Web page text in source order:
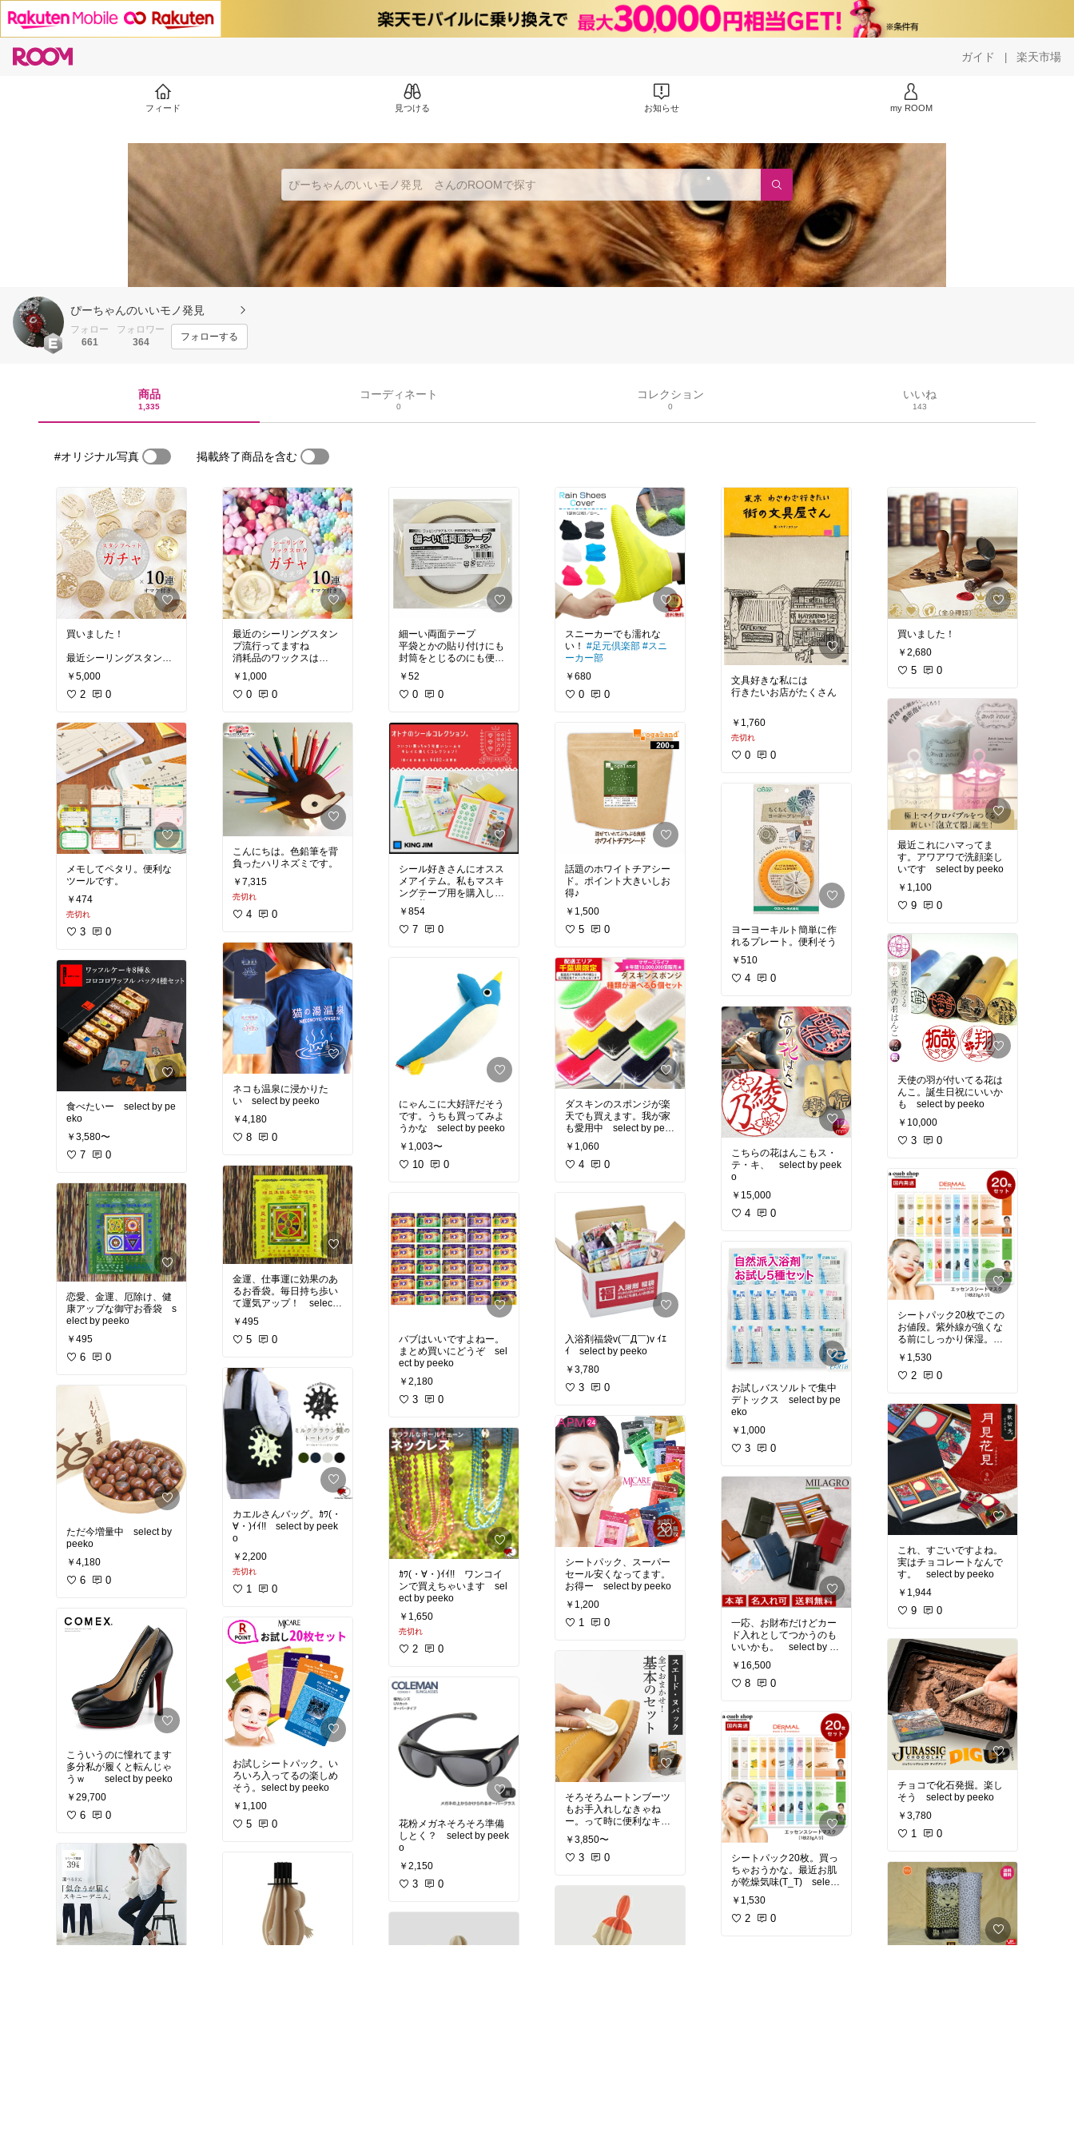
ガイド | 楽天市場
フィード 見つける お知らせ my ROOM
ぴーちゃんのいいモノ発見
フォロー
661
フォロワー
364
フォローする
商品
1,335
コーディネート
0
コレクション
0
いいね
143
#オリジナル写真 掲載終了商品を含む
買いました！
最近シーリングスタンプ
作るのにはまってます
しっかりしたヘッドが11
個入ってこのお値段！
￥5,000
2 0
メモしてペタリ。便利な
ツールです。
￥474
売切れ
3 0
食べたいー select by pe
eko
￥3,580〜
7 0
恋愛、金運、厄除け、健
康アップな御守お香袋 s
elect by peeko
￥495
6 0
ただ今増量中 select by
peeko
￥4,180
6 0
こういうのに憧れてます
多分私が履くと転んじゃ
うｗ select by peeko
￥29,700
6 0
最近のシーリングスタン
プ流行ってますね
消耗品のワックスは
お得にゲットしましょ
う！
買いました！
￥1,000
0 0
こんにちは。色鉛筆を背
負ったハリネズミです。
￥7,315
売切れ
4 0
ネコも温泉に浸かりた
い select by peeko
￥4,180
8 0
金運、仕事運に効果のあ
るお香袋。毎日持ち歩い
て運気アップ！ select b
y peeko
￥495
5 0
カエルさんバッグ。ｶﾜ(・
∀・)ｲｲ!! select by peek
o
￥2,200
売切れ
1 0
お試しシートパック。い
ろいろ入ってるの楽しめ
そう。select by peeko
￥1,100
5 0
細ーい両面テープ
平袋とかの貼り付けにも
封筒をとじるのにも便
利！買いました！
￥52
0 0
シール好きさんにオスス
メアイテム。私もマスキ
ングテープ用を購入しま
した✌
￥854
7 0
にゃんこに大好評だそう
です。うちも買ってみよ
うかな select by peeko
￥1,003〜
10 0
バブはいいですよねー。
まとめ買いにどうぞ sel
ect by peeko
￥2,180
3 0
ｶﾜ(・∀・)ｲｲ!! ワンコイ
ンで買えちゃいます sel
ect by peeko
￥1,650
売切れ
2 0
花粉メガネそろそろ準備
しとく？ select by peek
o
￥2,150
3 0
スニーカーでも濡れな
い！ #足元倶楽部 #スニ
ーカー部
￥680
0 0
話題のホワイトチアシー
ド。ポイント大きいしお
得♪
￥1,500
5 0
ダスキンのスポンジが楽
天でも買えます。我が家
も愛用中 select by peek
o
￥1,060
4 0
入浴剤福袋v(￣Д￣)v ｲｴ
ｲ select by peeko
￥3,780
3 0
シートパック、スーパー
セール安くなってます。
お得ー select by peeko
￥1,200
1 0
そろそろムートンブーツ
もお手入れしなきゃね
ー。って時に便利なキッ
トがセットになってま
す。
片付ける前にしっかりメ
￥3,850〜
3 0
文具好きな私には
行きたいお店がたくさん
￥1,760
売切れ
0 0
ヨーヨーキルト簡単に作
れるプレート。便利そう
￥510
4 0
こちらの花はんこもス・
テ・キ、 select by peek
o
￥15,000
4 0
お試しバスソルトで集中
デトックス select by pe
eko
￥1,000
3 0
一応、お財布だけどカー
ド入れとしてつかうのも
いいかも。 select by pe
eko
￥16,500
8 0
シートパック20枚。買っ
ちゃおうかな。最近お肌
が乾燥気味(T_T) select
by peeko
￥1,530
2 0
買いました！
￥2,680
5 0
最近これにハマってま
す。アワアワで洗顔楽し
いです select by peeko
￥1,100
9 0
天使の羽が付いてる花は
んこ。誕生日祝にいいか
も select by peeko
￥10,000
3 0
シートパック20枚でこの
お値段。紫外線が強くな
る前にしっかり保湿。個
人的には個別包装で一枚
づつの方が好きです。 s
elect by peekp
￥1,530
2 0
これ、すごいですよね。
実はチョコレートなんで
す。 select by peeko
￥1,944
9 0
チョコで化石発掘。楽し
そう select by peeko
￥3,780
1 0